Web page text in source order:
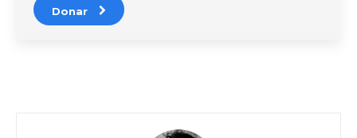
Donar